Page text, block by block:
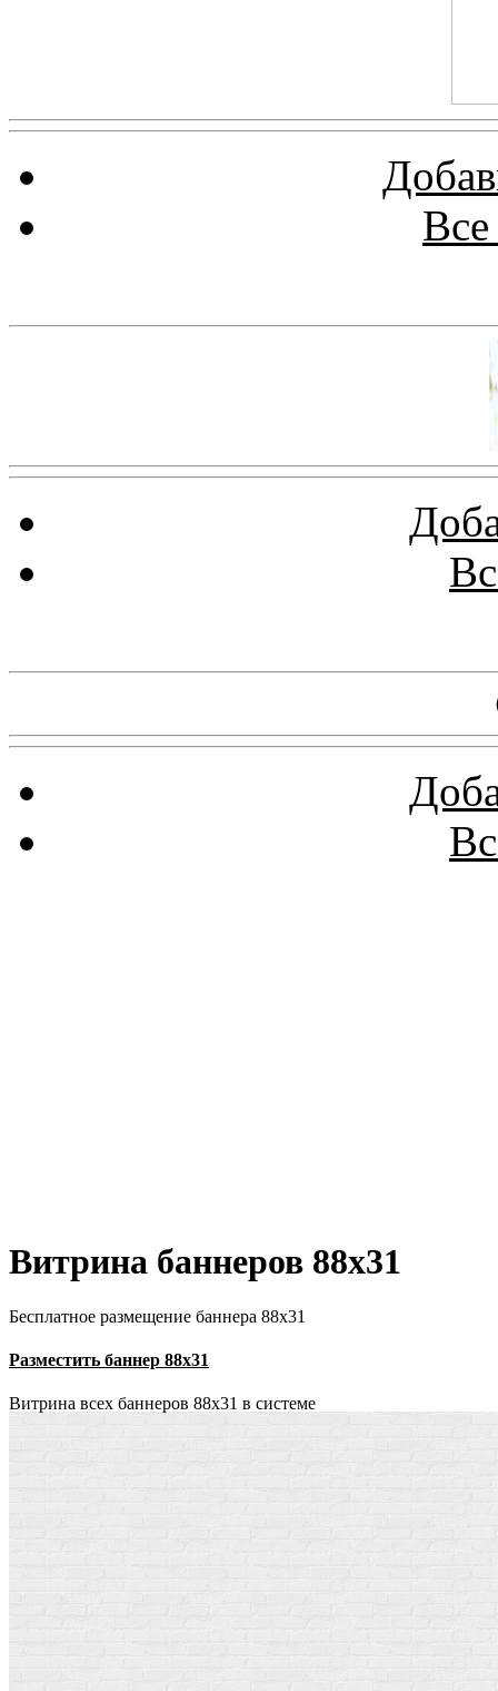
Витрина баннеров 88x31
Бесплатное размещение баннера 88х31
Разместить баннер 88х31
Витрина всех баннеров 88x31 в системе